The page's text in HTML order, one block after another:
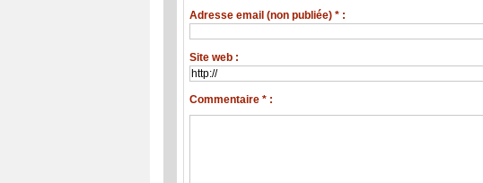
Adresse email (non publiée) * :
Site web :
Commentaire * :